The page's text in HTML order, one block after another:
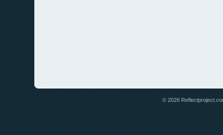
© 2026